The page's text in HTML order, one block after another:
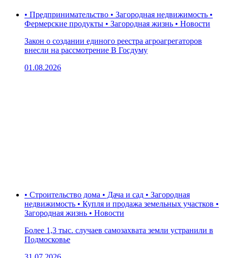
• Предпринимательство • Загородная недвижимость •
Фермерские продукты • Загородная жизнь • Новости
Закон о создании единого реестра агроагрегаторов
внесли на рассмотрение В Госдуму
01.08.2026
• Строительство дома • Дача и сад • Загородная
недвижимость • Купля и продажа земельных участков •
Загородная жизнь • Новости
Более 1,3 тыс. случаев самозахвата земли устранили в
Подмосковье